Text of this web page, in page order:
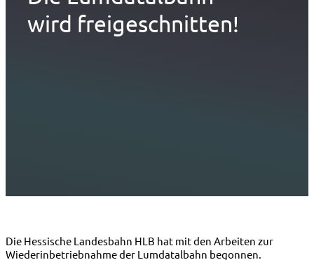
wird freigeschnitten!
Die Hessische Landesbahn HLB hat mit den Arbeiten zur
Wiederinbetriebnahme der Lumdatalbahn begonnen.